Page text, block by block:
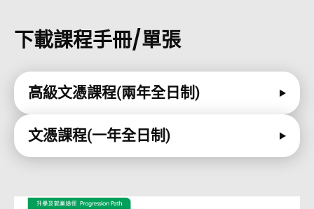
下載課程手冊/單張
高級文憑課程(兩年全日制)
文憑課程(一年全日制)